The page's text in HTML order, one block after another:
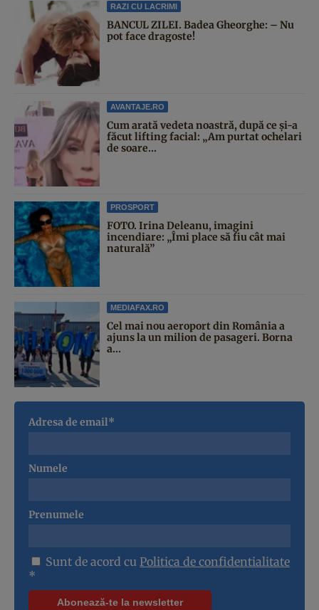
RAZI CU LACRIMI
BANCUL ZILEI. Badea Gheorghe: – Nu
pot face dragoste!
AVANTAJE.RO
Cum arată vedeta noastră, după ce și-a
făcut lifting facial: „Am purtat ochelari
de soare...
PROSPORT
FOTO. Irina Deleanu, imagini
incendiare: „Îmi place să fiu cât mai
naturală”
MEDIAFAX.RO
Cel mai nou aeroport din România a
ajuns la un milion de pasageri. Borna
a...
Adresa de email*
Numele
Prenumele
Sunt de acord cu Politica de confidentialitate
*